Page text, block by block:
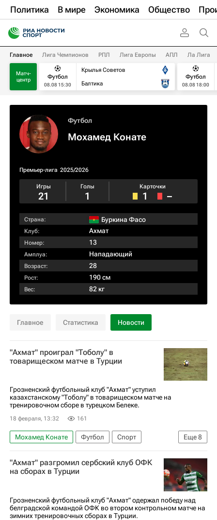
Политика В мире Экономика Общество
Главное Лига Чемпионов РПЛ Лига Европы АПЛ Ла Лига
Матч-
центр
Футбол
08.08 15:30
Крылья Советов
Балтика
Футбол
08.08 18:00
Футбол
Мохамед Конате
Премьер-лига 2025/2026
Игры
21
Голы
1
Карточки
1 –
Страна: Буркина Фасо
Клуб: Ахмат
Номер: 13
Амплуа: Нападающий
Возраст: 28
Рост: 190 см
Вес: 82 кг
Главное Статистика Новости
"Ахмат" проиграл "Тоболу" в
товарищеском матче в Турции
Грозненский футбольный клуб "Ахмат" уступил
казахстанскому "Тоболу" в товарищеском матче на
тренировочном сборе в турецком Белеке.
18 февраля, 13:32 161
Еще8
Мохамед Конате Футбол
Спорт
Турция
Белек
Асхат Тагыберген
Турпал-Али Ибишев
Ахмат
Тобол
РПЛ 2026-2027 (Чемпионат России по футболу)
"Ахмат" разгромил сербский клуб ОФК
на сборах в Турции
Грозненский футбольный клуб "Ахмат" одержал победу над
белградской командой ОФК во втором контрольном матче на
зимних тренировочных сборах в Турции.